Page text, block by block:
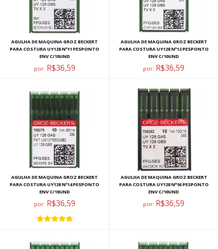
AGULHA DE MAQUINA GROZ BECKERT
PARA COSTURA UY128 Nº11 PESPONTO
ENV C/10UND
por: R$36,59
AGULHA DE MAQUINA GROZ BECKERT
PARA COSTURA UY128 Nº12 PESPONTO
ENV C/10UND
por: R$36,59
AGULHA DE MAQUINA GROZ BECKERT
PARA COSTURA UY128 Nº14 PESPONTO
ENV C/10UND
por: R$36,59
AGULHA DE MAQUINA GROZ BECKERT
PARA COSTURA UY128 Nº16 PESPONTO
ENV C/10UND
por: R$36,59